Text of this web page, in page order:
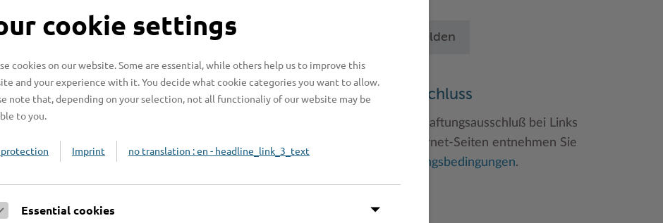
Betrieb anmelden
Haftungsauschluss
Hinweise zum Haftungsausschluß bei Links
zu anderen Internet-Seiten entnehmen Sie
Nutzungsbedingungen.
cookie settings
cookies on our website. Some are essential, while others help us to improve this
and your experience with it. You decide what cookie categories you want to allow.
note that, depending on your selection, not all functionaliy of our website may be
to you.
protection Imprint no translation : en - headline_link_3_text
Essential cookies